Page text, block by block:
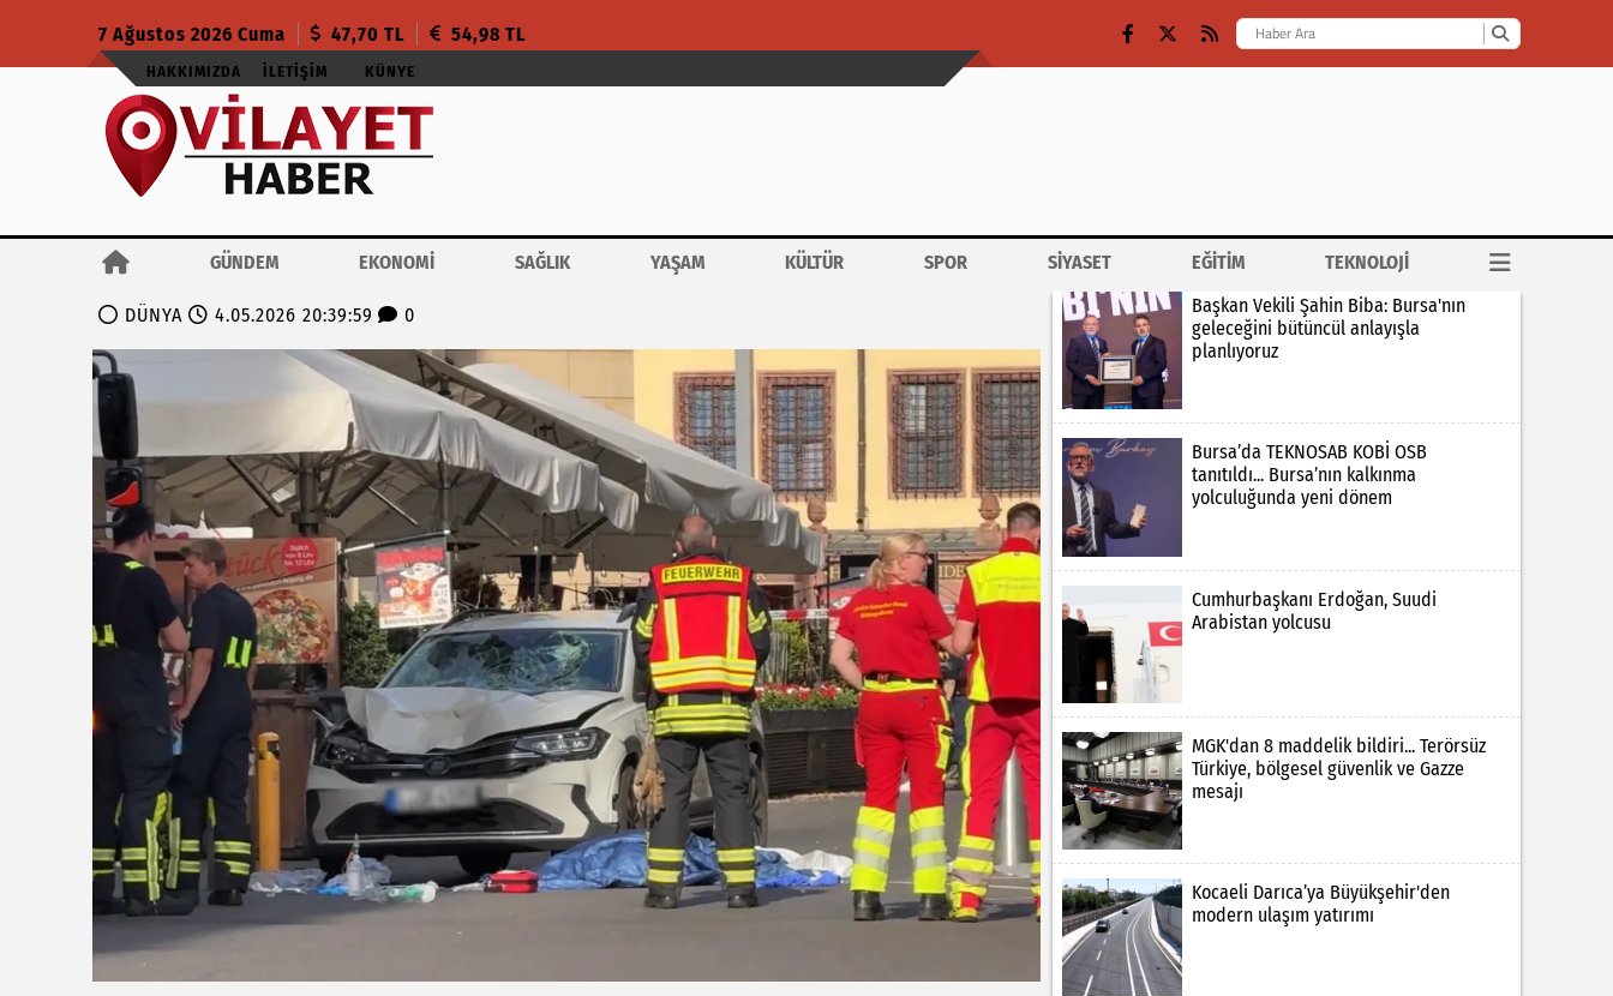
7 Ağustos 2026 Cuma 47,70 TL 54,98 TL
HAKKIMIZDA İLETIŞIM KÜNYE
GÜNDEM EKONOMİ SAĞLIK YAŞAM KÜLTÜR SPOR SİYASET EĞİTİM TEKNOLOJİ
DÜNYA 4.05.2026 20:39:59 0
Başkan Vekili Şahin Biba: Bursa'nın
geleceğini bütüncül anlayışla
planlıyoruz
Bursa’da TEKNOSAB KOBİ OSB
tanıtıldı... Bursa’nın kalkınma
yolculuğunda yeni dönem
Cumhurbaşkanı Erdoğan, Suudi
Arabistan yolcusu
MGK'dan 8 maddelik bildiri... Terörsüz
Türkiye, bölgesel güvenlik ve Gazze
mesajı
Kocaeli Darıca’ya Büyükşehir'den
modern ulaşım yatırımı